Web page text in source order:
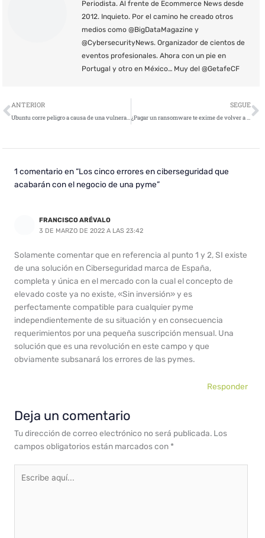
Periodista. Al frente de Ecommerce News desde
2012. Inquieto. Por el camino he creado otros
medios como @BigDataMagazine y
@CybersecurityNews. Organizador de cientos de
eventos profesionales. Ahora con un pie en
Portugal y otro en México… Muy del @GetafeCF
Ant
ANTERIOR
Ubuntu corre peligro a causa de una vulnerabilidad llamada Oh Snap
SEGUE
¿Pagar un ransomware te exime de volver a ser víctima o seguir pagando?
1 comentario en “Los cinco errores en ciberseguridad que
acabarán con el negocio de una pyme”
FRANCISCO ARÉVALO
3 DE MARZO DE 2022 A LAS 23:42
Solamente comentar que en referencia al punto 1 y 2, SI existe
de una solución en Ciberseguridad marca de España,
completa y única en el mercado con la cual el concepto de
elevado coste ya no existe, «Sin inversión» y es
perfectamente compatible para cualquier pyme
independientemente de su situación y en consecuencia
requerimientos por una pequeña suscripción mensual. Una
solución que es una revolución en este campo y que
obviamente subsanará los errores de las pymes.
Responder
Deja un comentario
Tu dirección de correo electrónico no será publicada. Los
campos obligatorios están marcados con *
aquí...